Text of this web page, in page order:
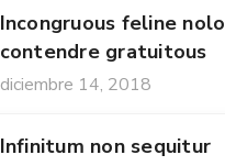
Incongruous feline nolo
contendre gratuitous
diciembre 14, 2018
Infinitum non sequitur